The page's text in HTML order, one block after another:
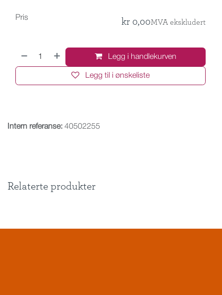
Legg i handlekurven
Legg til i ønskeliste
Pris kr 0,00MVA ekskludert
Intern referanse: 40502255
Relaterte produkter